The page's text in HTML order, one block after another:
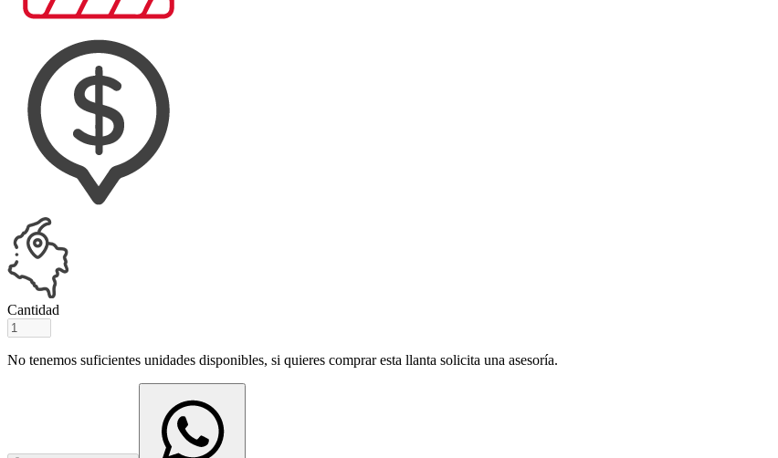
Cantidad
No tenemos suficientes unidades disponibles, si quieres comprar esta llanta solicita una asesoría.